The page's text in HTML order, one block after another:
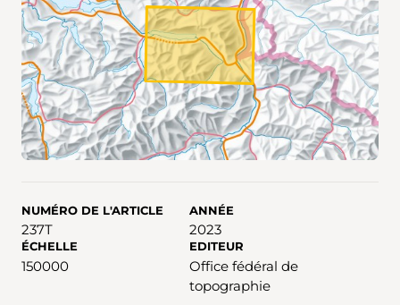
NUMÉRO DE L'ARTICLE
237T
ANNÉE
2023
ÉCHELLE
150000
EDITEUR
Office fédéral de
topographie